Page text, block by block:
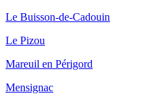
Le Buisson-de-Cadouin
Le Pizou
Mareuil en Périgord
Mensignac